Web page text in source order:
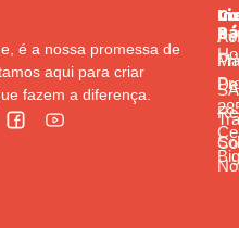
é a nossa promessa de
aqui para criar
fazem a diferença.
Av